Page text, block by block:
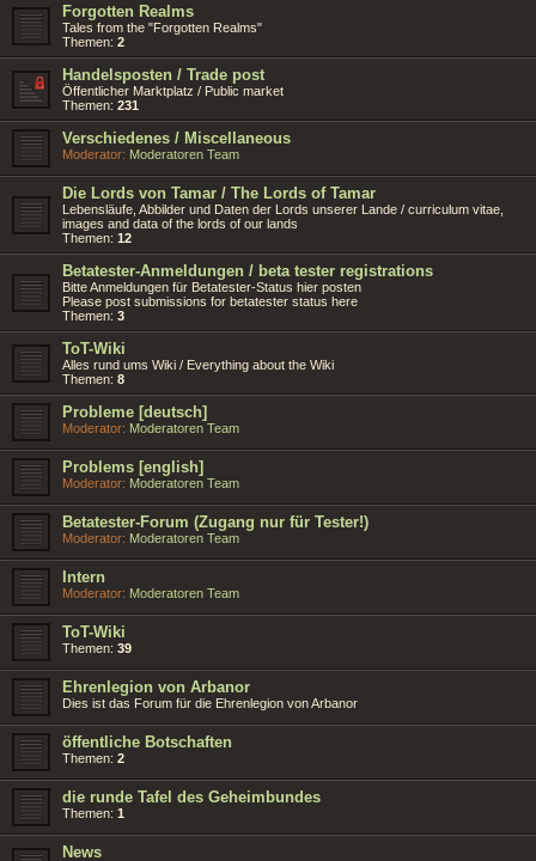
Forgotten Realms
Tales from the "Forgotten Realms"
Themen: 2
Handelsposten / Trade post
Öffentlicher Marktplatz / Public market
Themen: 231
Verschiedenes / Miscellaneous
Moderator: Moderatoren Team
Die Lords von Tamar / The Lords of Tamar
Lebensläufe, Abbilder und Daten der Lords unserer Lande / curriculum vitae,
images and data of the lords of our lands
Themen: 12
Betatester-Anmeldungen / beta tester registrations
Bitte Anmeldungen für Betatester-Status hier posten
Please post submissions for betatester status here
Themen: 3
ToT-Wiki
Alles rund ums Wiki / Everything about the Wiki
Themen: 8
Probleme [deutsch]
Moderator: Moderatoren Team
Problems [english]
Moderator: Moderatoren Team
Betatester-Forum (Zugang nur für Tester!)
Moderator: Moderatoren Team
Intern
Moderator: Moderatoren Team
ToT-Wiki
Themen: 39
Ehrenlegion von Arbanor
Dies ist das Forum für die Ehrenlegion von Arbanor
öffentliche Botschaften
Themen: 2
die runde Tafel des Geheimbundes
Themen: 1
News